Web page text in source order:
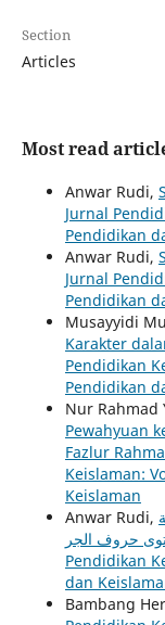
Section
Articles
Most read
Anwar Rudi,
Jurnal
Pendidikan
Anwar Rudi,
Jurnal
Pendidikan
Musayyidi
Karakter
Pendidikan
Pendidikan
Nur Rahmad
Pewahyuan
Fazlur
Keislaman:
Keislaman
Anwar Rudi,
Pendidikan
dan
Bambang